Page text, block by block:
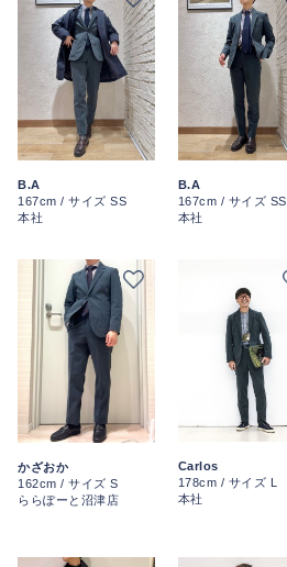
B.A
167cm / サイズ SS
本社
B.A
167cm / サイズ SS
本社
かざおか
162cm / サイズ S
ららぽーと沼津店
Carlos
178cm / サイズ L
本社